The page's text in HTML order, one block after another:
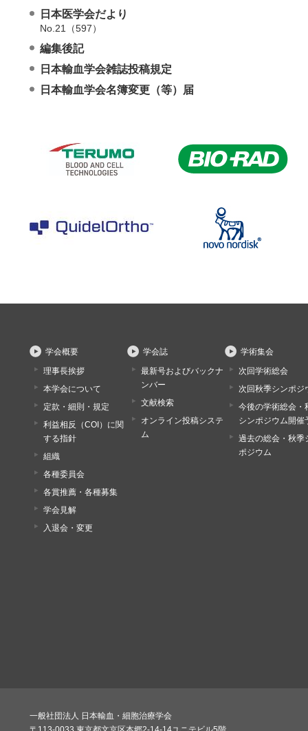
日本医学会だより
No.21（597）
編集後記
日本輸血学会雑誌投稿規定
日本輸血学会名簿変更（等）届
学会概要
理事長挨拶
本学会について
定款・細則・規定
利益相反（COI）に関
する指針
組織
各種委員会
各賞推薦・各種募集
学会見解
入退会・変更
学会誌
最新号およびバックナ
ンバー
文献検索
オンライン投稿システ
ム
学術集会
次回学術総会
次回秋季シンポジ
今後の学術総会・
シンポジウム開催
過去の総会・秋季
ポジウム
一般社団法人 日本輸血・細胞治療学会